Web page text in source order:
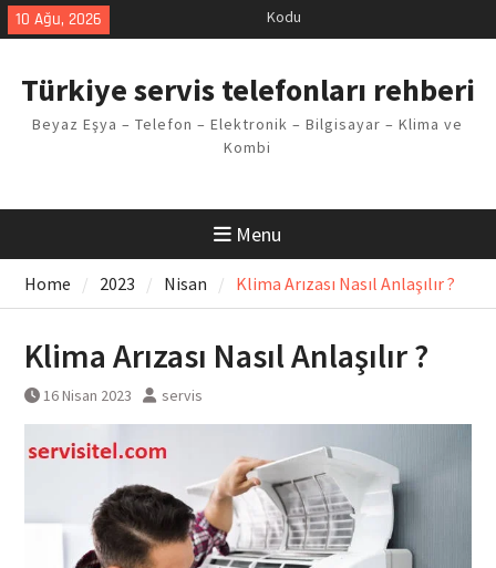
Skip
to
10 Ağu, 2026
Demirdöküm buzdolabı E1 Arıza
Kodu
Arızası Çözümü
Sorunu
Viessmann kombi F3 Hatası
Beko çamaşır makinesi SUD Arıza
Kodu
Türkiye servis telefonları rehberi
Beyaz Eşya – Telefon – Elektronik – Bilgisayar – Klima ve
Kombi
Menu
Home 2023 Nisan Klima Arızası Nasıl Anlaşılır ?
Klima Arızası Nasıl Anlaşılır ?
16 Nisan 2023 servis